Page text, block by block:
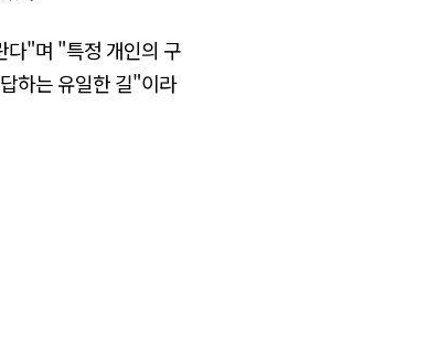
다"며 "특정 개인의 구
하는 유일한 길"이라